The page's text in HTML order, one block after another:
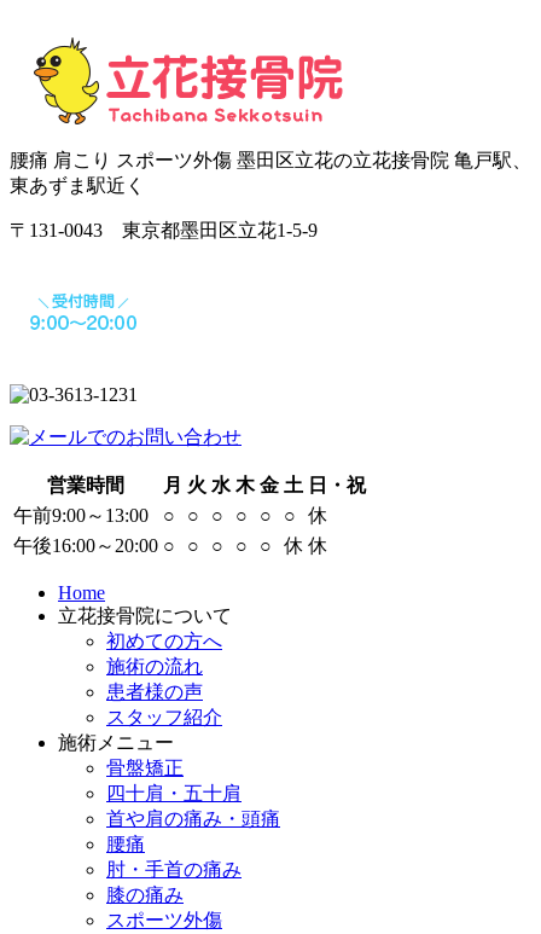
腰痛 肩こり スポーツ外傷 墨田区立花の立花接骨院 亀戸駅、
東あずま駅近く
〒131-0043 東京都墨田区立花1-5-9
営業時間 月 火 水 木 金 土 日・祝
午前9:00～13:00
○ ○ ○ ○ ○ ○
休
午後16:00～20:00 ○ ○ ○ ○ ○ 休 休
Home
立花接骨院について
初めての方へ
施術の流れ
患者様の声
スタッフ紹介
施術メニュー
骨盤矯正
四十肩・五十肩
首や肩の痛み・頭痛
腰痛
肘・手首の痛み
膝の痛み
スポーツ外傷